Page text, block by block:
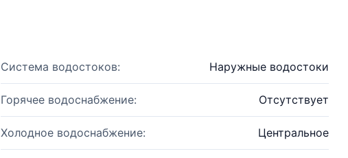
Система водостоков: Наружные водостоки
Горячее водоснабжение: Отсутствует
Холодное водоснабжение: Центральное